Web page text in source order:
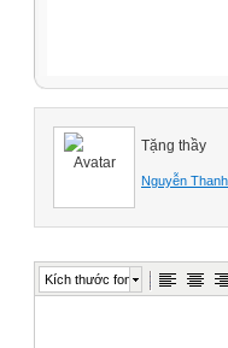
Tặng thầy
Nguyễn
Kích thước font